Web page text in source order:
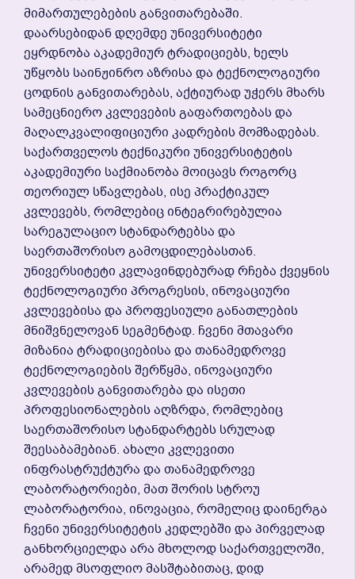
Მიმართულებების Განვითარებაში.
Დაარსებიდან Დღემდე Უნივერსიტეტი
Ეყრდნობა Აკადემიურ Ტრადიციებს, Ხელს
Უწყობს Საინჟინრო Აზრისა Და Ტექნოლოგიური
Ცოდნის Განვითარებას, Აქტიურად Უჭერს Მხარს
Სამეცნიერო Კვლევების Გაფართოებას Და
Მაღალკვალიფიციური Კადრების Მომზადებას.
Საქართველოს Ტექნიკური Უნივერსიტეტის
Აკადემიური Საქმიანობა Მოიცავს Როგორც
Თეორიულ Სწავლებას, Ისე Პრაქტიკულ
Კვლევებს, Რომლებიც Ინტეგრირებულია
Სარეგულაციო Სტანდარტებსა Და
Საერთაშორისო Გამოცდილებასთან.
Უნივერსიტეტი Კვლავინდებურად Რჩება Ქვეყნის
Ტექნოლოგიური Პროგრესის, Ინოვაციური
Კვლევებისა Და Პროფესიული Განათლების
Მნიშვნელოვან Სეგმენტად. Ჩვენი Მთავარი
Მიზანია Ტრადიციებისა Და Თანამედროვე
Ტექნოლოგიების Შერწყმა, Ინოვაციური
Კვლევების Განვითარება Და Ისეთი
Პროფესიონალების Აღზრდა, Რომლებიც
Საერთაშორისო Სტანდარტებს Სრულად
Შეესაბამებიან. Ახალი Კვლევითი
Ინფრასტრუქტურა Და Თანამედროვე
Ლაბორატორიები, Მათ Შორის Სტროუ
Ლაბორატორია, Ინოვაცია, Რომელიც Დაინერგა
Ჩვენი Უნივერსიტეტის Კედლებში Და Პირველად
Განხორციელდა Არა Მხოლოდ Საქართველოში,
Არამედ Მსოფლიო Მასშტაბითაც, Დიდ